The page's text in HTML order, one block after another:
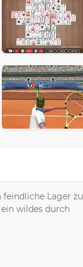
Lager zu
wildes durch